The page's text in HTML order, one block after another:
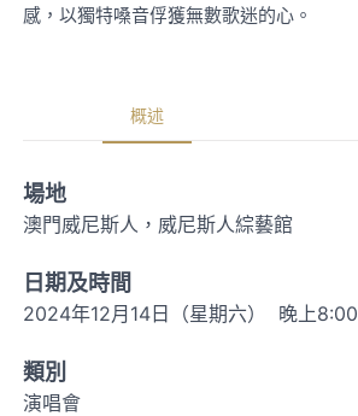
感，以獨特嗓音俘獲無數歌迷的心。
概述
場地
澳門威尼斯人，威尼斯人綜藝館
日期及時間
2024年12月14日（星期六） 晚上8:00
類別
演唱會